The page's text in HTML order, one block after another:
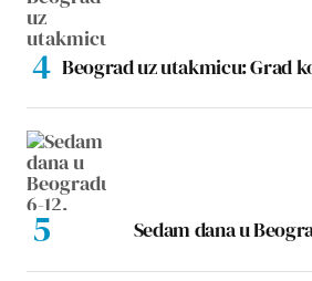
Beograd uz utakmicu: Grad
Sedam dana u